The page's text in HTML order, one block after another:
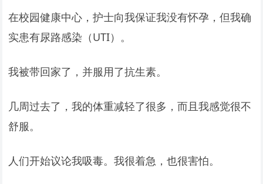
在校园健康中心，护士向我保证我没有怀孕，但我确
实患有尿路感染（UTI）。
我被带回家了，并服用了抗生素。
几周过去了，我的体重减轻了很多，而且我感觉很不
舒服。
人们开始议论我吸毒。我很着急，也很害怕。